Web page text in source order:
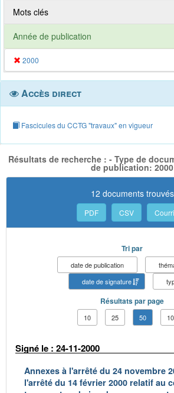
Mots clés
Année de publication
2000
Accès direct
Fascicules du CCTG "travaux" en vigueur
Résultats de recherche : - Type de
de publication: 2000
12 documents trouvés
PDF CSV
Tri par
date de publication
date de signature
Résultats par page
10 25 50
Signé le : 24-11-2000
Annexes à l'arrêté du 24 novembre
l'arrêté du 14 février 2000 relatif au